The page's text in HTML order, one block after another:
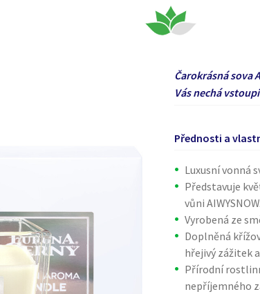
Čarokrásná sova
Vás nechá
Přednosti a
Luxusní vonná
Představuje
vůni AIWYSNOW.
Vyrobená ze
Doplněná
hřejivý zážitek
Přírodní
nepříjemného